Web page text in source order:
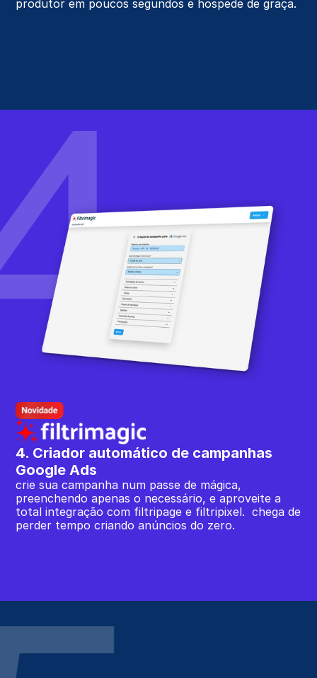
produtor em poucos segundos e hospede de graça.
4. Criador automático de campanhas
Google Ads
crie sua campanha num passe de mágica,
preenchendo apenas o necessário, e aproveite a
total integração com filtripage e filtripixel.  chega de
perder tempo criando anúncios do zero.